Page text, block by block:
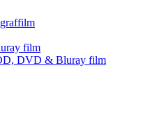
film
DVD & Bluray film